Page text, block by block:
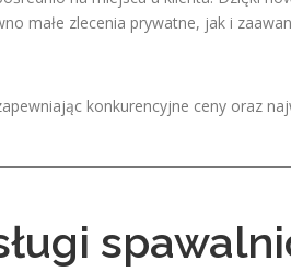
małe zlecenia prywatne, jak i
konkurencyjne ceny oraz